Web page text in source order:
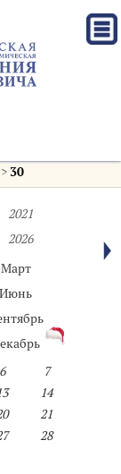
30
2021
2026
Март
Июнь
6
7
14
21
28